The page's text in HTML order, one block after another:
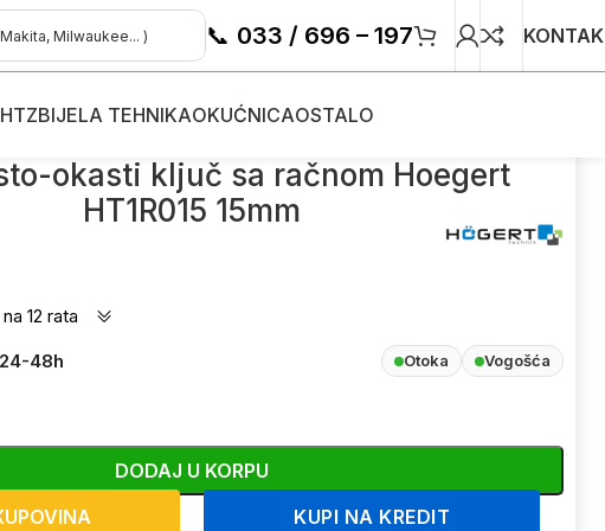
📞 033 / 696 – 197
HTZBIJELA TEHNIKAOKUĆNICAOSTALO
okasti ključ sa račnom Hoegert
HT1R015 15mm
12 rata
24-48h Otoka Vogošća
DODAJ U KORPU
KUPI NA KREDIT